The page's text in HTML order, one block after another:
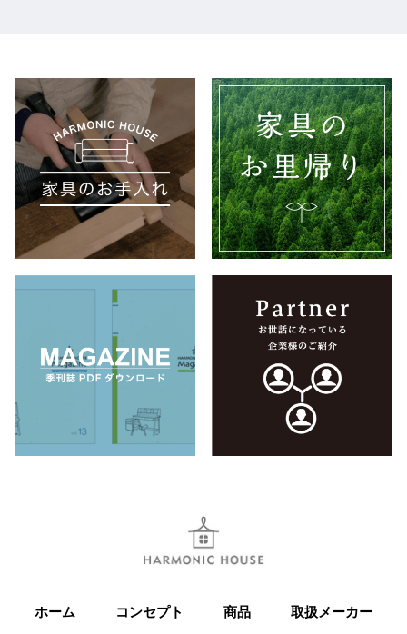
ホーム コンセプト 商品 取扱メーカー